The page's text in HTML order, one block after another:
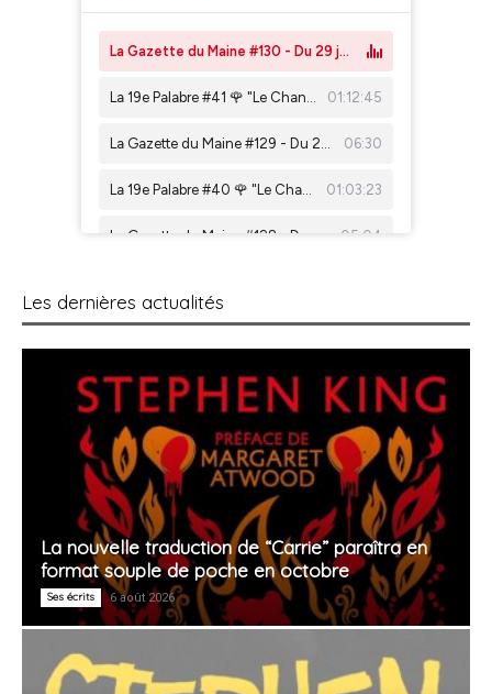
Les dernières actualités
La nouvelle traduction de “Carrie” paraîtra en
format souple de poche en octobre
Ses écrits 6 août 2026